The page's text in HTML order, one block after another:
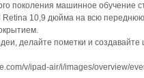
поколения машинное обучение
10,9 дюйма на всю
делайте пометки и